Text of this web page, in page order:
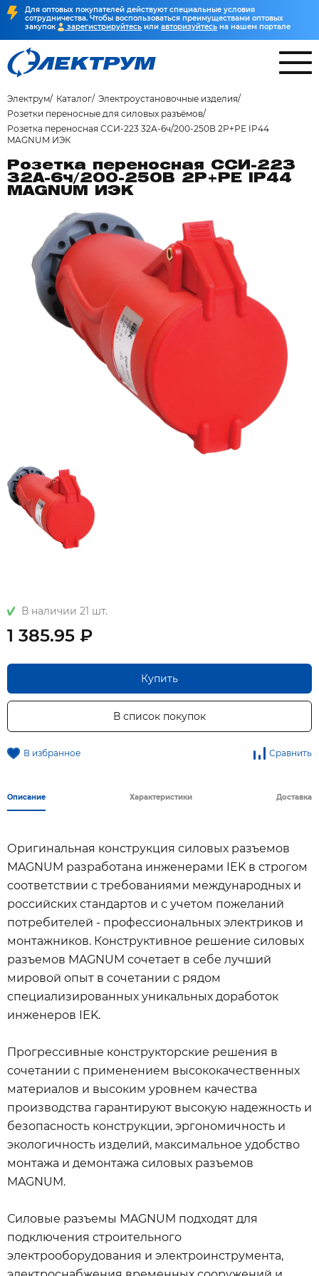
Для оптовых покупателей действуют специальные условия
сотрудничества. Чтобы воспользоваться преимуществами оптовых
закупок
зарегистрируйтесь или авторизуйтесь на нашем портале
Электрум Каталог Электроустановочные изделия
Розетки переносные для силовых разъёмов
Розетка переносная ССИ-223 32А-6ч/200-250В 2Р+РЕ IP44
MAGNUM ИЭК
Розетка переносная ССИ-223
32А-6ч/200-250В 2Р+РЕ IP44
MAGNUM ИЭК
В наличии 21 шт.
1 385.95 ₽
Купить
В список покупок
В избранное Сравнить
Описание Характеристики Доставка
Оригинальная конструкция силовых разъемов
MAGNUM разработана инженерами IEK в строгом
соответствии с требованиями международных и
российских стандартов и с учетом пожеланий
потребителей - профессиональных электриков и
монтажников. Конструктивное решение силовых
разъемов MAGNUM сочетает в себе лучший
мировой опыт в сочетании с рядом
специализированных уникальных доработок
инженеров IEK.
Прогрессивные конструкторские решения в
сочетании с применением высококачественных
материалов и высоким уровнем качества
производства гарантируют высокую надежность и
безопасность конструкции, эргономичность и
экологичность изделий, максимальное удобство
монтажа и демонтажа силовых разъемов
MAGNUM.
Силовые разъемы MAGNUM подходят для
подключения строительного
электрооборудования и электроинструмента,